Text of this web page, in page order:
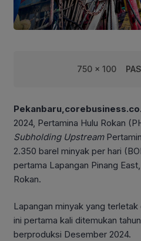
750 x 100
2024, Pertamina Hulu Rokan
Subholding Upstream
2.350 barel minyak per hari
pertama Lapangan Pinang
Rokan.
Lapangan minyak yang
ini pertama kali ditemukan
berproduksi Desember 2024.